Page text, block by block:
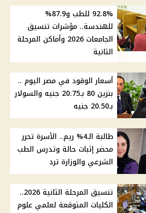
92.8% للطب و87.9%
للهندسة.. مؤشرات تنسيق
الجامعات 2026 وأماكن المرحلة
الثانية
أسعار الوقود في مصر اليوم ..
بنزين 80 بـ20.75 جنيه والسولار
بـ20.50 جنيه
طالبة الـ4% ريم.. الأسرة تحرر
محضر إثبات حالة وتدرس الطب
الشرعي والوزارة ترد
تنسيق المرحلة الثانية 2026..
الكليات المتوقعة لعلمي علوم